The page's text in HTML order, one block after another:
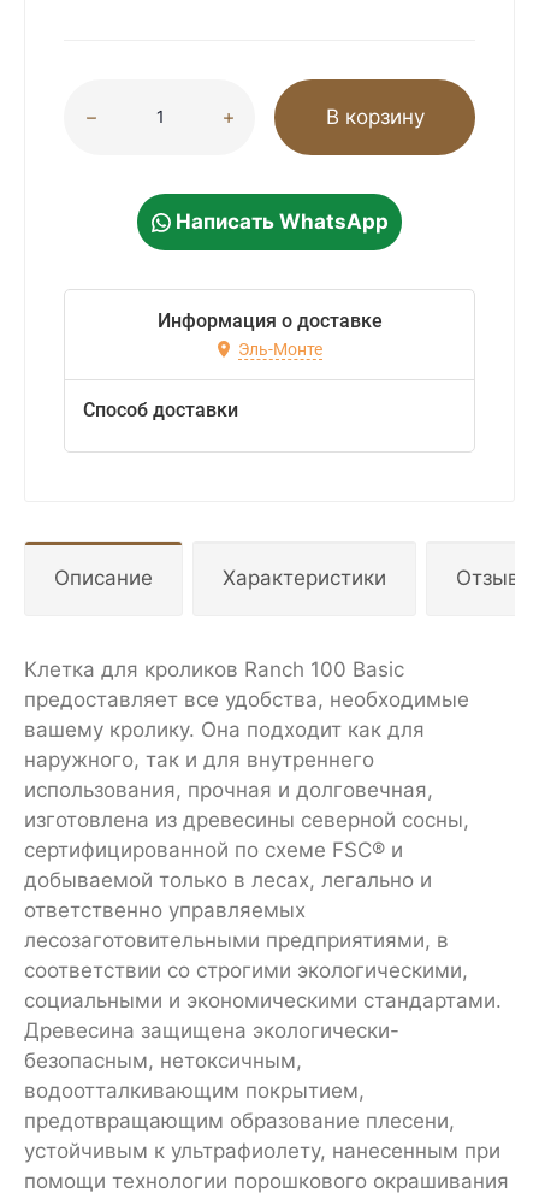
В корзину
Написать WhatsApp
Информация о доставке
Эль-Монте
Способ доставки
Описание Характеристики
Клетка для кроликов Ranch 100 Basic
предоставляет все удобства, необходимые
вашему кролику. Она подходит как для
наружного, так и для внутреннего
использования, прочная и долговечная,
изготовлена из древесины северной сосны,
сертифицированной по схеме FSC® и
добываемой только в лесах, легально и
ответственно управляемых
лесозаготовительными предприятиями, в
соответствии со строгими экологическими,
социальными и экономическими стандартами.
Древесина защищена экологически-
безопасным, нетоксичным,
водоотталкивающим покрытием,
предотвращающим образование плесени,
устойчивым к ультрафиолету, нанесенным при
помощи технологии порошкового окрашивания